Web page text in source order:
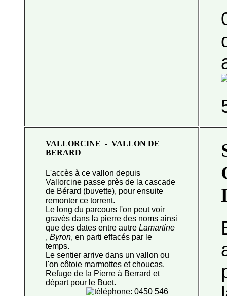
VALLORCINE - VALLON DE
BERARD
L'accès à ce vallon depuis
Vallorcine passe près de la cascade
de Bérard (buvette), pour ensuite
remonter ce torrent.
Le long du parcours l'on peut voir
gravés dans la pierre des noms ainsi
que des dates entre autre Lamartine
, Byron, en parti effacés par le
temps.
Le sentier arrive dans un vallon ou
l'on côtoie marmottes et choucas.
Refuge de la Pierre à Berrard et
départ pour le Buet.
: 0450 546